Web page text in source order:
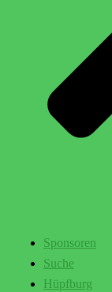
Sponsoren
Suche
Hüpfburg